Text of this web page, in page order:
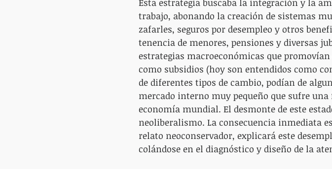
Esta estrategia buscaba la integración y la
trabajo, abonando la creación de sistemas
zafarles, seguros por desempleo y otros
tenencia de menores, pensiones y diversas
estrategias macroeconómicas que
como subsidios (hoy son entendidos como
de diferentes tipos de cambio, podían de
mercado interno muy pequeño que sufre
economía mundial. El desmonte de este
neoliberalismo. La consecuencia inmediata
relato neoconservador, explicará este
colándose en el diagnóstico y diseño de la